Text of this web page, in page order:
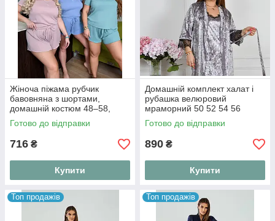
Жіноча піжама рубчик
бавовняна з шортами,
домашній костюм 48–58,
футболка і шорти
Готово до відправки
716 ₴
Купити
Домашній комплект халат і
рубашка велюровий
мраморний 50 52 54 56
Готово до відправки
890 ₴
Купити
Топ продажів Топ продажів